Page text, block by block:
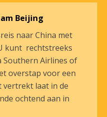
Beijing
naar China met
kunt rechtstreeks
Southern Airlines of
overstap voor een
vertrekt laat in de
ochtend aan in